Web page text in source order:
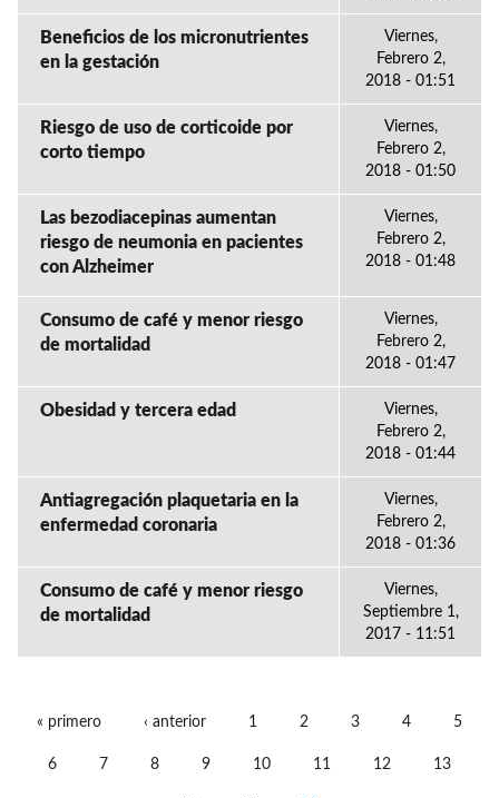
Beneficios de los micronutrientes
en la gestación
Viernes,
Febrero 2,
2018 - 01:51
Riesgo de uso de corticoide por
corto tiempo
Viernes,
Febrero 2,
2018 - 01:50
Las bezodiacepinas aumentan
riesgo de neumonia en pacientes
con Alzheimer
Viernes,
Febrero 2,
2018 - 01:48
Consumo de café y menor riesgo
de mortalidad
Viernes,
Febrero 2,
2018 - 01:47
Obesidad y tercera edad
Viernes,
Febrero 2,
2018 - 01:44
Antiagregación plaquetaria en la
enfermedad coronaria
Viernes,
Febrero 2,
2018 - 01:36
Consumo de café y menor riesgo
de mortalidad
Viernes,
Septiembre 1,
2017 - 11:51
« primero ‹ anterior 1 2 3 4 5
6 7 8 9 10 11 12 13